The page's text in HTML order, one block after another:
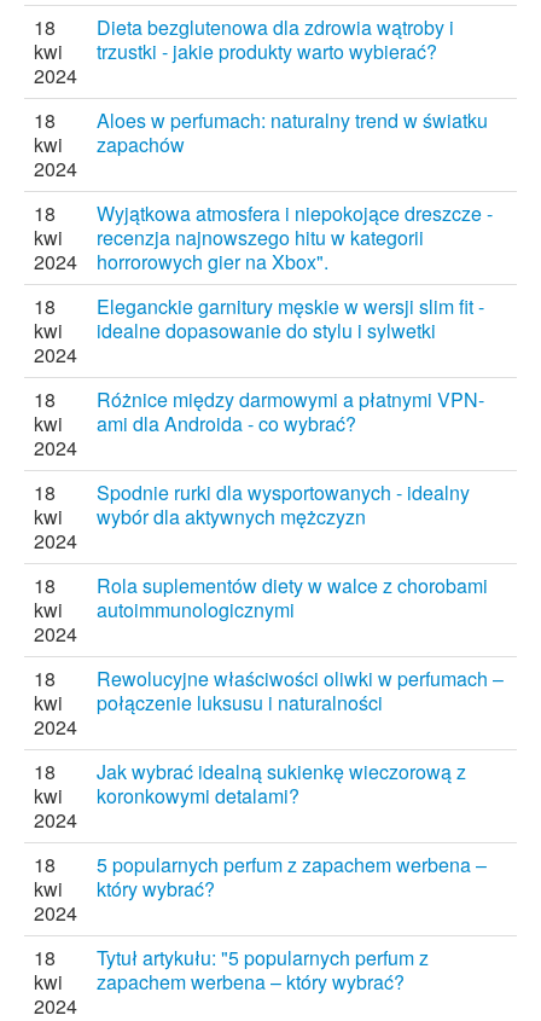
18
kwi
2024
Dieta bezglutenowa dla zdrowia wątroby i
trzustki - jakie produkty warto wybierać?
18
kwi
2024
Aloes w perfumach: naturalny trend w światku
zapachów
18
kwi
2024
Wyjątkowa atmosfera i niepokojące dreszcze -
recenzja najnowszego hitu w kategorii
horrorowych gier na Xbox".
18
kwi
2024
Eleganckie garnitury męskie w wersji slim fit -
idealne dopasowanie do stylu i sylwetki
18
kwi
2024
Różnice między darmowymi a płatnymi VPN-
ami dla Androida - co wybrać?
18
kwi
2024
Spodnie rurki dla wysportowanych - idealny
wybór dla aktywnych mężczyzn
18
kwi
2024
Rola suplementów diety w walce z chorobami
autoimmunologicznymi
18
kwi
2024
Rewolucyjne właściwości oliwki w perfumach –
połączenie luksusu i naturalności
18
kwi
2024
Jak wybrać idealną sukienkę wieczorową z
koronkowymi detalami?
18
kwi
2024
5 popularnych perfum z zapachem werbena –
który wybrać?
18
kwi
2024
Tytuł artykułu: "5 popularnych perfum z
zapachem werbena – który wybrać?